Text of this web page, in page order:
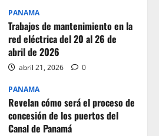
PANAMA
Trabajos de mantenimiento en la
red eléctrica del 20 al 26 de
abril de 2026
abril 21, 2026 0
PANAMA
Revelan cómo será el proceso de
concesión de los puertos del
Canal de Panamá